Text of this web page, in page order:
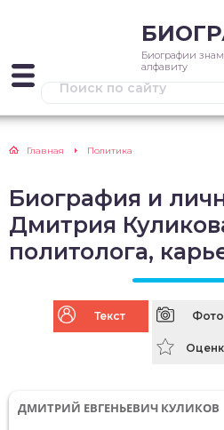
Биографии
алфавиту
Главная Политика
Биография и
Дмитрия
политолога,
Текст Фото
ДМИТРИЙ ЕВГЕНЬЕВИЧ КУЛИКОВ